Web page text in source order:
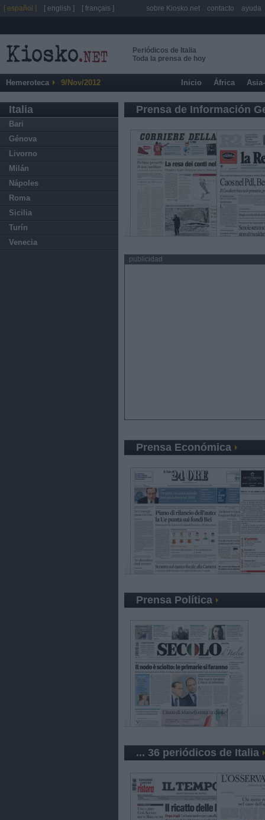
Periódicos de Italia
Toda la prensa de hoy
Hemeroteca 9/Nov/2012 Inicio África
Italia
Bari
Génova
Livorno
Milán
Nápoles
Roma
Sicilia
Turín
Venecia
Prensa de Información
publicidad
Prensa Económica
Prensa Política
... 36 periódicos de Italia
[ español ] [ english ] [ français ] sobre Kiosko.net contacto ayuda